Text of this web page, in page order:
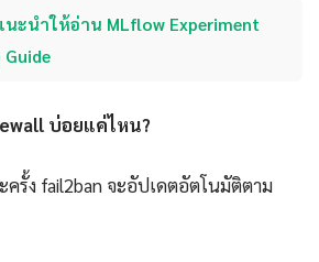
นะนำให้อ่าน MLflow Experiment
บ่อยแค่ไหน?
รั้ง fail2ban จะอัปเดตอัตโนมัติตาม